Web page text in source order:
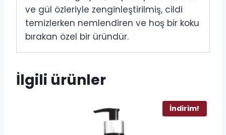
ve gül özleriyle zenginleştirilmiş, cildi
temizlerken nemlendiren ve hoş bir koku
bırakan özel bir üründür.
İlgili ürünler
İndirim!